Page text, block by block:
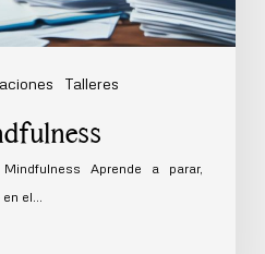
Talleres
Aprende a parar,
el…